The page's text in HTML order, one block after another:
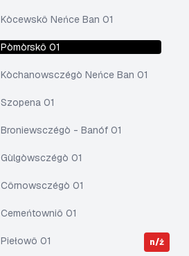
Kòcewskô Neńce Ban 01
Pòmòrskô 01
Kòchanowsczégò Neńce Ban 01
Szopena 01
Broniewsczégò - Banóf 01
Gùlgòwsczégò 01
Côrnowsczégò 01
Cemeńtowniô 01
Piełowô 01 n/ż